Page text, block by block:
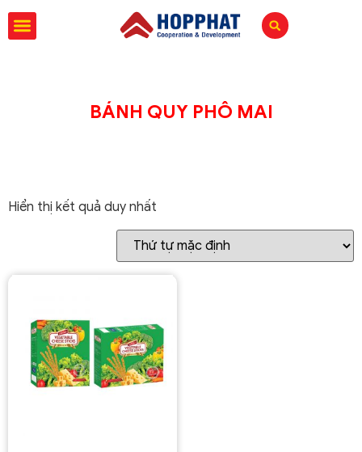
BÁNH QUY PHÔ MAI
Hiển thị kết quả duy nhất